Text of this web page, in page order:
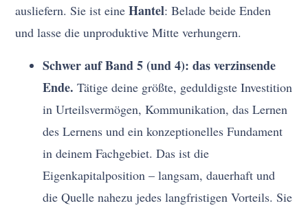
ausliefern. Sie ist eineHantel: Belade beide Enden
und lasse die unproduktive Mitte verhungern.
Schwer auf Band 5 (und 4): das verzinsende
Ende. Tätige deine größte, geduldigste Investition
in Urteilsvermögen, Kommunikation, das Lernen
des Lernens und ein konzeptionelles Fundament
in deinem Fachgebiet. Das ist die
Eigenkapitalposition – langsam, dauerhaft und
die Quelle nahezu jedes langfristigen Vorteils. Sie